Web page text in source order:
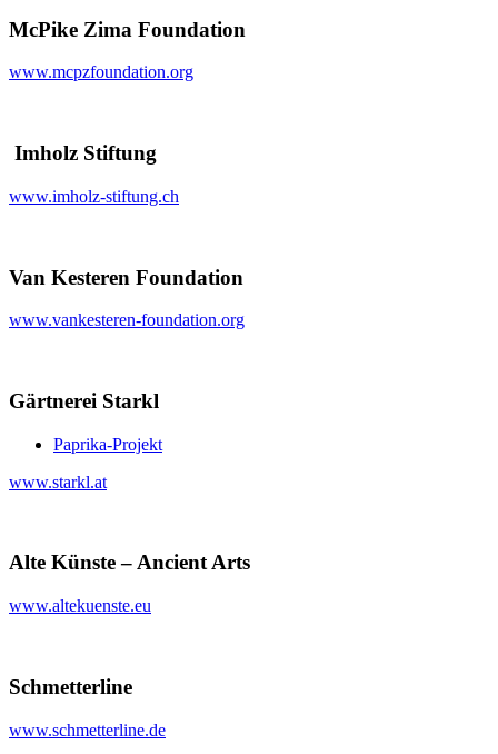
McPike Zima Foundation
www.mcpzfoundation.org
Imholz Stiftung
www.imholz-stiftung.ch
Van Kesteren Foundation
www.vankesteren-foundation.org
Gärtnerei Starkl
Paprika-Projekt
www.starkl.at
Alte Künste – Ancient Arts
www.altekuenste.eu
Schmetterline
www.schmetterline.de